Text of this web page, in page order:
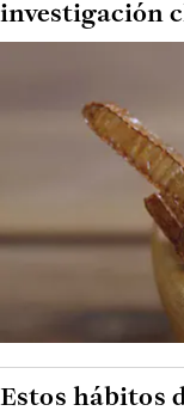
investigación
Estos hábitos